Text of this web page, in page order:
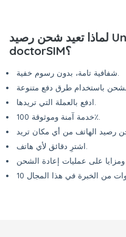
لماذا تعيد شحن رصيد Unefon المكسيك مع
doctorSIM؟
خدمة آمنة وموثوقة 100٪.